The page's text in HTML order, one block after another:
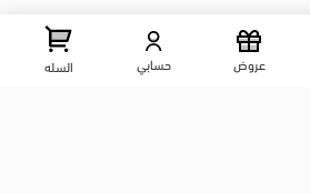
مصر عرض علي الخريطه
عروض حسابي السله